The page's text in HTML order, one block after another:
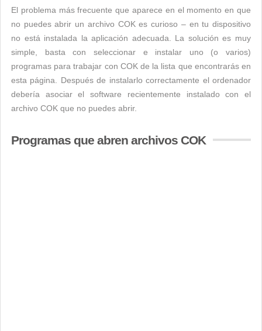
El problema más frecuente que aparece en el momento en que
no puedes abrir un archivo COK es curioso – en tu dispositivo
no está instalada la aplicación adecuada. La solución es muy
simple, basta con seleccionar e instalar uno (o varios)
programas para trabajar con COK de la lista que encontrarás en
esta página. Después de instalarlo correctamente el ordenador
debería asociar el software recientemente instalado con el
archivo COK que no puedes abrir.
Programas que abren archivos COK